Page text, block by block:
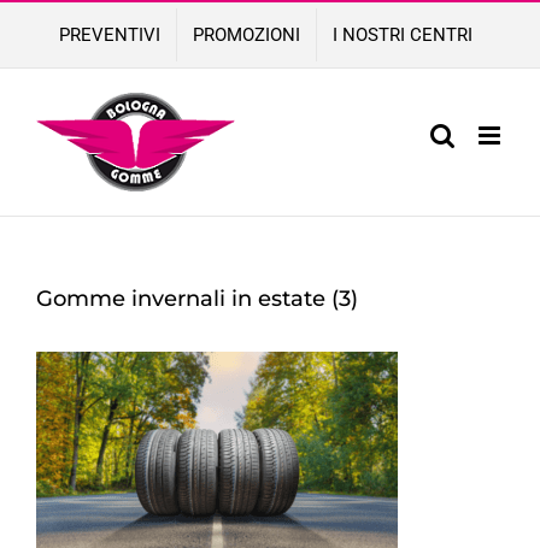
content
PREVENTIVI PROMOZIONI I NOSTRI CENTRI
Gomme invernali in estate (3)